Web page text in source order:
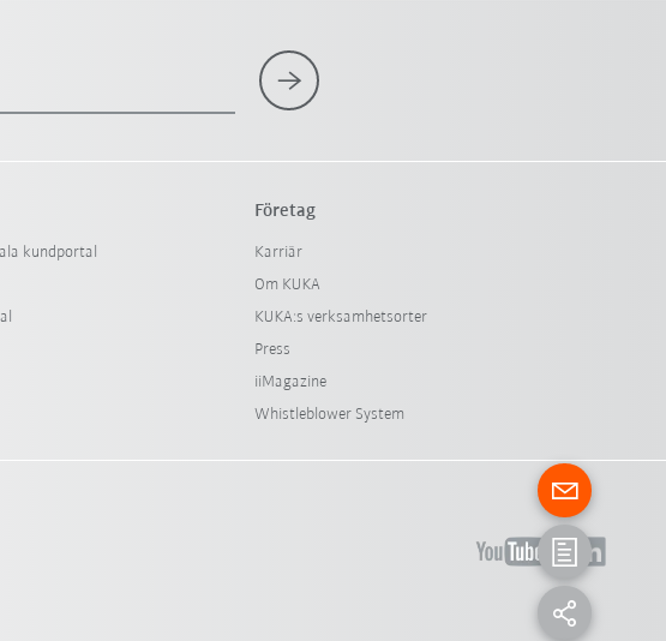
kundportal
Företag
Karriär
Om KUKA
KUKA:s verksamhetsorter
Press
iiMagazine
Whistleblower System